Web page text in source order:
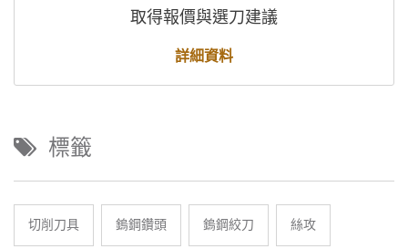
取得報價與選刀建議
詳細資料
標籤
切削刀具 鎢鋼鑽頭 鎢鋼絞刀 絲攻